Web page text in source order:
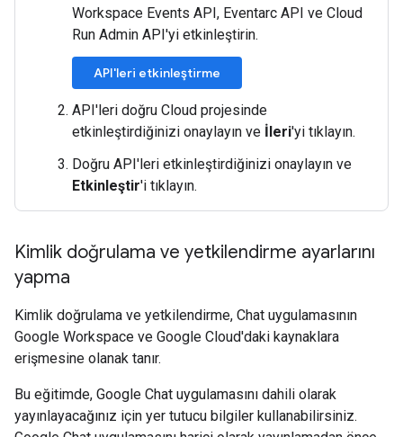
Workspace Events API, Eventarc API ve Cloud
Run Admin API'yi etkinleştirin.
API'leri etkinleştirme
API'leri doğru Cloud projesinde
etkinleştirdiğinizi onaylayın ve İleri'yi tıklayın.
Doğru API'leri etkinleştirdiğinizi onaylayın ve
Etkinleştir'i tıklayın.
Kimlik doğrulama ve yetkilendirme ayarlarını
yapma
Kimlik doğrulama ve yetkilendirme, Chat uygulamasının
Google Workspace ve Google Cloud'daki kaynaklara
erişmesine olanak tanır.
Bu eğitimde, Google Chat uygulamasını dahili olarak
yayınlayacağınız için yer tutucu bilgiler kullanabilirsiniz.